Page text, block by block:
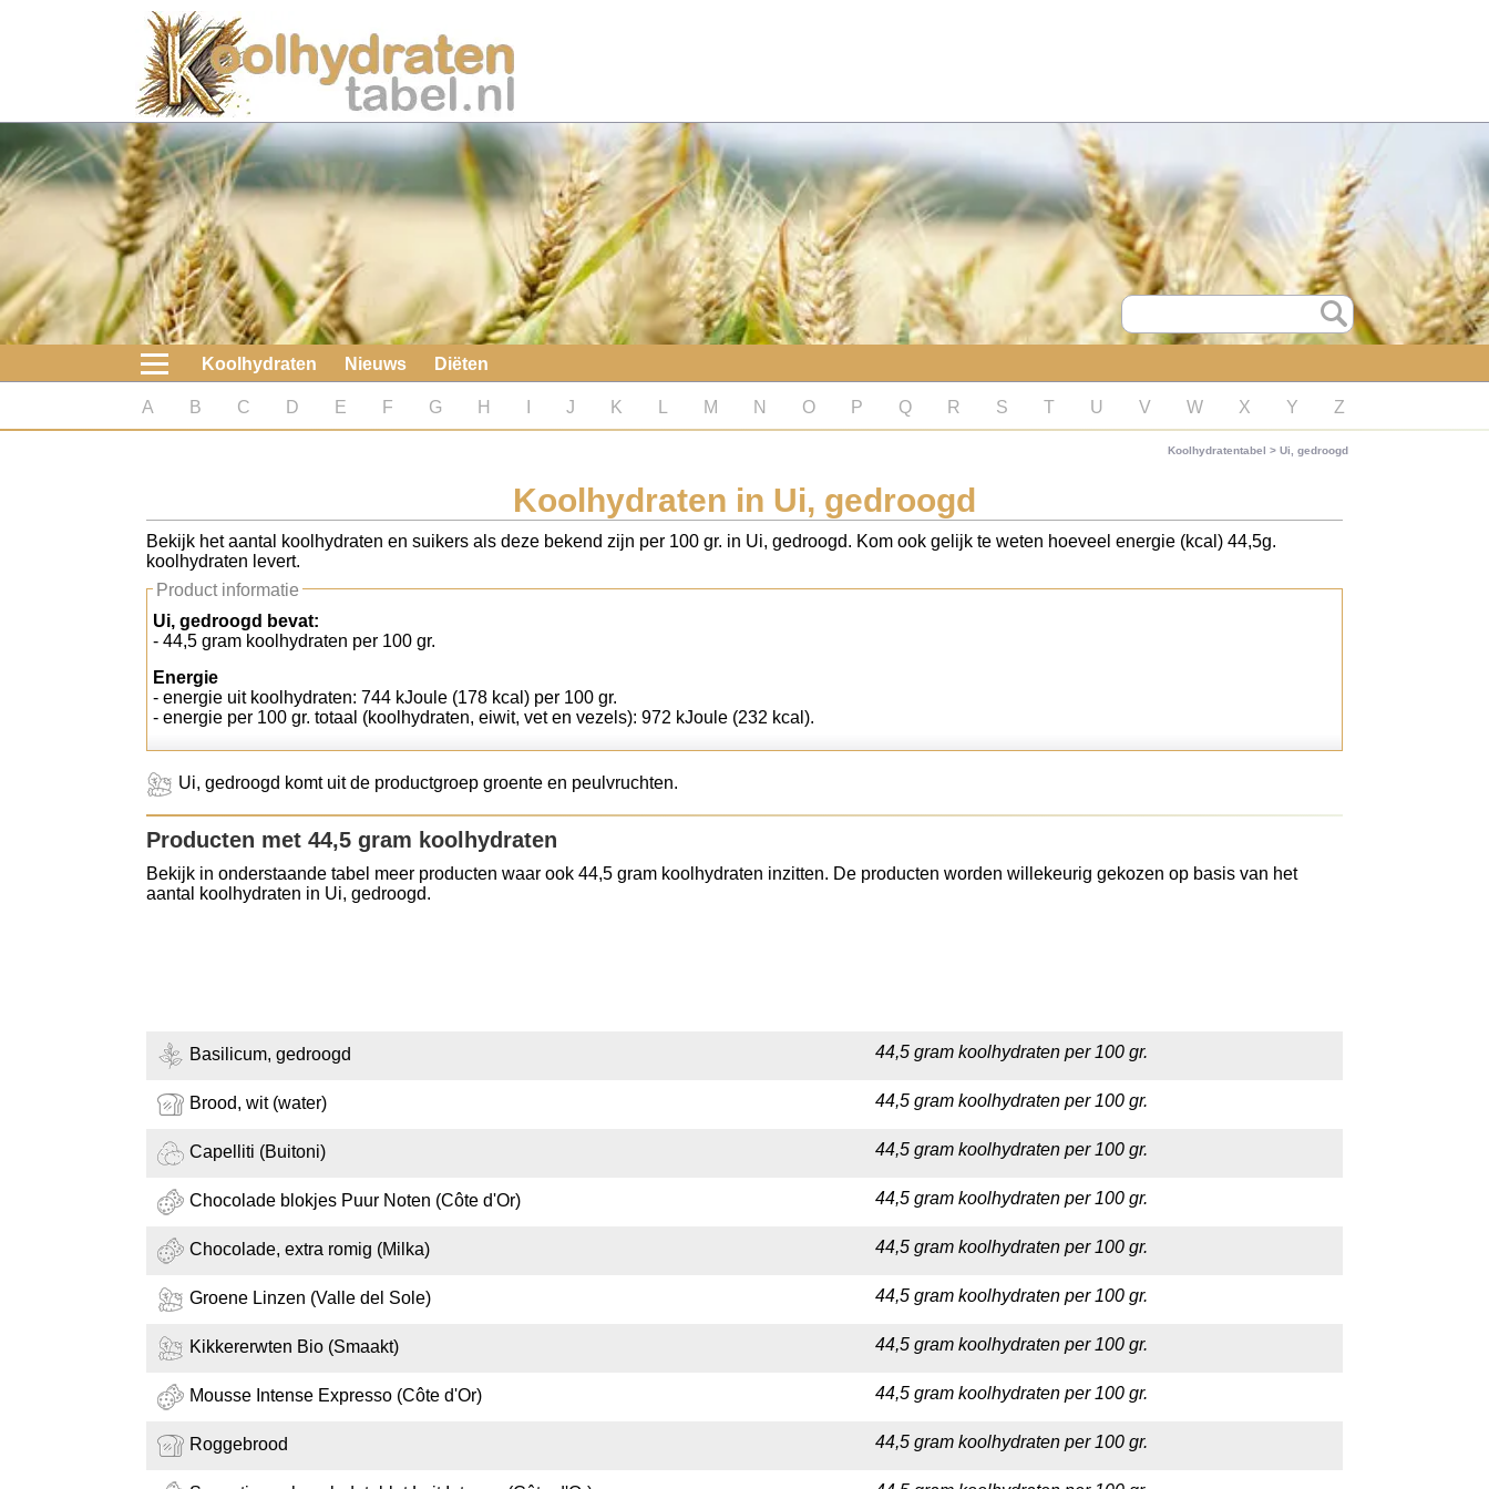
Koolhydraten
Nieuws
Koolhydraatarme diëten
Boeken
koolhydraatarme diëten
Diabetes test
Koolhydraten tellen
Koolhydraten Nieuws Diëten
A B C D E F G H J K M N O P Q R S T U V W X Y Z
Koolhydratentabel > Ui, gedroogd
Koolhydraten in Ui, gedroogd
Bekijk het aantal koolhydraten en suikers als deze bekend zijn per 100 gr. in Ui, gedroogd. Kom ook gelijk te weten hoeveel energie (kcal) 44,5g.
koolhydraten levert.
Product informatie
Ui, gedroogd bevat:
- 44,5 gram koolhydraten per 100 gr.
Energie
- energie uit koolhydraten: 744 kJoule (178 kcal) per 100 gr.
- energie per 100 gr. totaal (koolhydraten, eiwit, vet en vezels): 972 kJoule (232 kcal).
Ui, gedroogd komt uit de productgroep groente en peulvruchten.
Producten met 44,5 gram koolhydraten
Bekijk in onderstaande tabel meer producten waar ook 44,5 gram koolhydraten inzitten. De producten worden willekeurig gekozen op basis van het
aantal koolhydraten in Ui, gedroogd.
Basilicum, gedroogd 44,5 gram koolhydraten per 100 gr.
Brood, wit (water) 44,5 gram koolhydraten per 100 gr.
Capelliti (Buitoni) 44,5 gram koolhydraten per 100 gr.
Chocolade blokjes Puur Noten (Côte d'Or) 44,5 gram koolhydraten per 100 gr.
Chocolade, extra romig (Milka) 44,5 gram koolhydraten per 100 gr.
Groene Linzen (Valle del Sole) 44,5 gram koolhydraten per 100 gr.
Kikkererwten Bio (Smaakt) 44,5 gram koolhydraten per 100 gr.
Mousse Intense Expresso (Côte d'Or) 44,5 gram koolhydraten per 100 gr.
Roggebrood 44,5 gram koolhydraten per 100 gr.